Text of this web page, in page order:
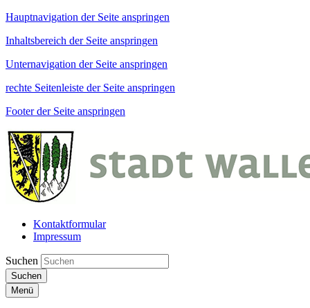
Hauptnavigation der Seite anspringen
Inhaltsbereich der Seite anspringen
Unternavigation der Seite anspringen
rechte Seitenleiste der Seite anspringen
Footer der Seite anspringen
Kontaktformular
Impressum
Suchen
Suchen
Menü